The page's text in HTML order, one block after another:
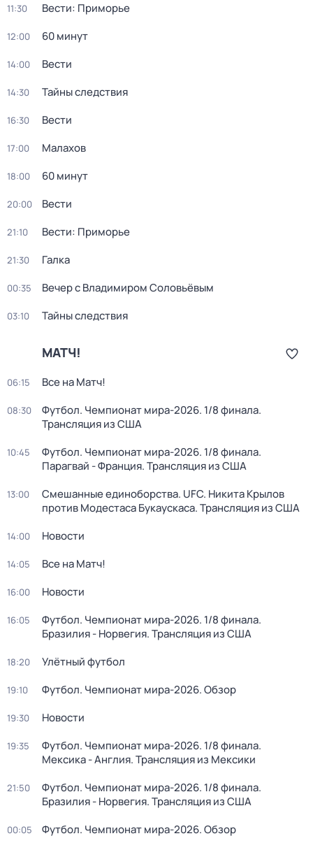
11:30 Вести: Приморье
12:00 60 минут
14:00 Вести
14:30 Тайны следствия
16:30 Вести
17:00 Малахов
18:00 60 минут
20:00 Вести
21:10 Вести: Приморье
21:30 Галка
00:35 Вечер с Владимиром Соловьёвым
03:10 Тайны следствия
МАТЧ!
06:15 Все на Матч!
08:30
Футбол. Чемпионат мира-2026. 1/8 финала.
Трансляция из США
10:45
Футбол. Чемпионат мира-2026. 1/8 финала.
Парагвай - Франция. Трансляция из США
13:00
Смешанные единоборства. UFC. Никита Крылов
против Модестаса Букаускаса. Трансляция из США
14:00 Новости
14:05 Все на Матч!
16:00 Новости
16:05
Футбол. Чемпионат мира-2026. 1/8 финала.
Бразилия - Норвегия. Трансляция из США
18:20 Улётный футбол
19:10 Футбол. Чемпионат мира-2026. Обзор
19:30 Новости
19:35
Футбол. Чемпионат мира-2026. 1/8 финала.
Мексика - Англия. Трансляция из Мексики
21:50
Футбол. Чемпионат мира-2026. 1/8 финала.
Бразилия - Норвегия. Трансляция из США
00:05 Футбол. Чемпионат мира-2026. Обзор